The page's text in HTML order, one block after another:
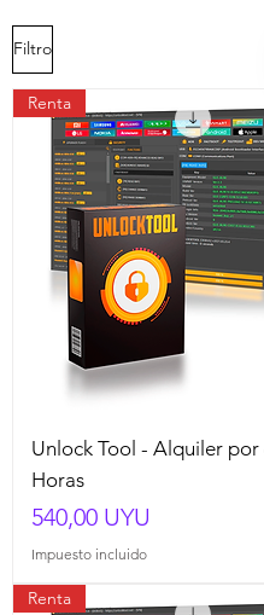
Filtro
Renta
Unlock Tool - Alquiler por
Horas
Precio
540,00 UYU
Impuesto incluido
Renta